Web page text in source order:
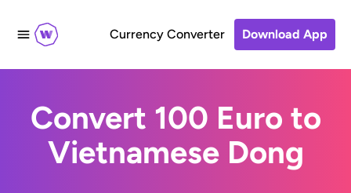
Currency Converter Download App
Convert 100 Euro to
Vietnamese Dong